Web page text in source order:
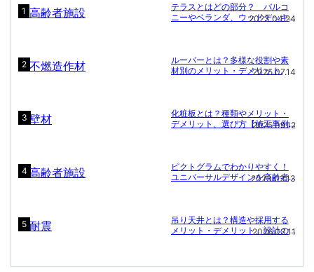
1
テラスとはどの部分？ バルコ
ニーやベランダ、ウッドデッキ
2023.04.24
2
ルーバーとは？多様な役割や素
材別のメリット・デメリット.
2025.07.14
3
化粧板とは？種類やメリット・
デメリット、選び方【施工事例
2025.09.12
4
ピクトグラムでわかりやすく！
ユニバーサルデザインを高齢者
2023.02.13
5
吊り天井とは？構造や採用する
メリット・デメリット、設計の
2026.03.11